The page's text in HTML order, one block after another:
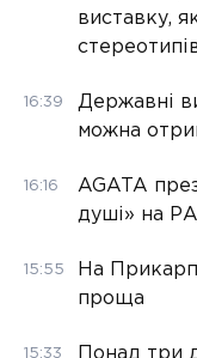
виставку,
16:39
Державні
можна
16:16
AGATA
душі» на
15:55
На
проща
15:33 Понад три